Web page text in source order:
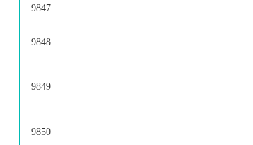
9847
9848
9849
9850